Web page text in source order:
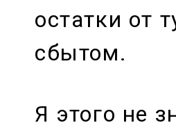
остатки от
сбытом.
Я этого не